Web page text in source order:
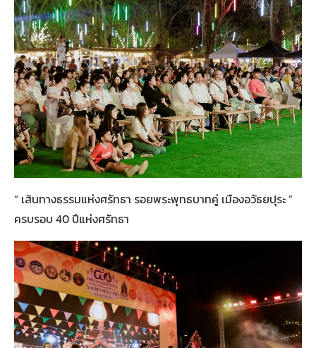
“ เส้นทางธรรมแห่งศรัทธา รอยพระพุทธบาทคู่ เมืองอวัธยปุระ ”
ครบรอบ 40 ปีแห่งศรัทธา